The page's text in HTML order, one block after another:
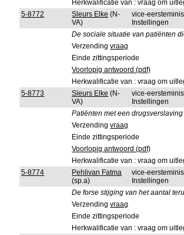
Herkwalificatie van : vraag om
5-8772
Sleurs Elke (N-
VA)
vice-
Instellingen
De sociale situatie van patiënten
Verzendingvraag
Einde zittingsperiode
Voorlopig antwoord (pdf)
Herkwalificatie van : vraag om
5-8773
Sleurs Elke (N-
VA)
vice-
Instellingen
Patiënten met een drugsverslaving
Verzendingvraag
Einde zittingsperiode
Voorlopig antwoord (pdf)
Herkwalificatie van : vraag om
5-8774
Pehlivan Fatma
(sp.a)
vice-
Instellingen
De forse stijging van het aantal
Verzendingvraag
Einde zittingsperiode
Herkwalificatie van : vraag om